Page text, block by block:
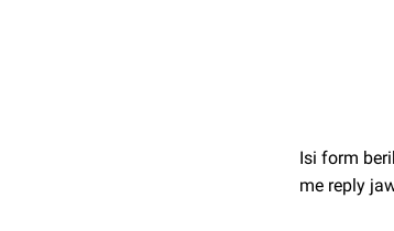
Isi form
me reply